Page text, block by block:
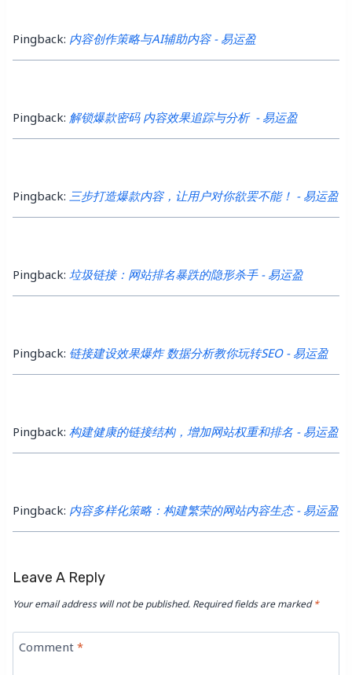
Pingback: 内容创作策略与AI辅助内容 - 易运盈
Pingback: 解锁爆款密码 内容效果追踪与分析 - 易运盈
Pingback: 三步打造爆款内容，让用户对你欲罢不能！ - 易运盈
Pingback: 垃圾链接：网站排名暴跌的隐形杀手 - 易运盈
Pingback: 链接建设效果爆炸 数据分析教你玩转SEO - 易运盈
Pingback: 构建健康的链接结构，增加网站权重和排名 - 易运盈
Pingback: 内容多样化策略：构建繁荣的网站内容生态 - 易运盈
Leave A Reply
Your email address will not be published. Required fields are marked*
Comment *